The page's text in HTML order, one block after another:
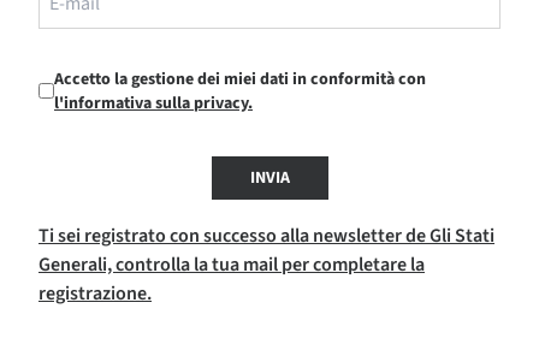
Accetto la gestione dei miei dati in conformità con
l'informativa sulla privacy.
INVIA
Ti sei registrato con successo alla newsletter de Gli Stati
Generali, controlla la tua mail per completare la
registrazione.